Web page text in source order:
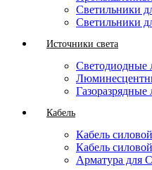
Светильники
Светильники
Источники света
Светодиодные
Кабель
Кабель
Кабель
Арматура для